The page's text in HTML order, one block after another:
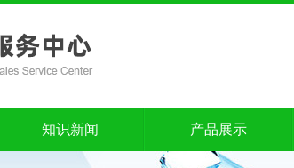
知识新闻 产品展示